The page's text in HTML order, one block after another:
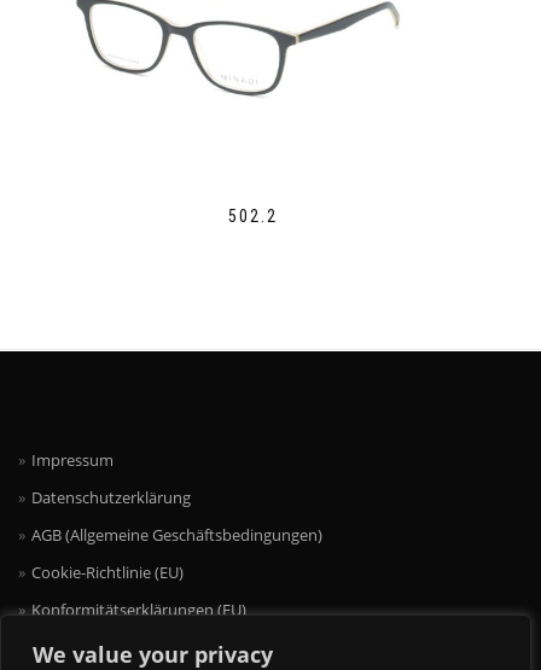
We value your privacy
502.2
Impressum
Datenschutzerklärung
AGB (Allgemeine Geschäftsbedingungen)
Cookie-Richtlinie (EU)
Konformitätserklärungen (EU)